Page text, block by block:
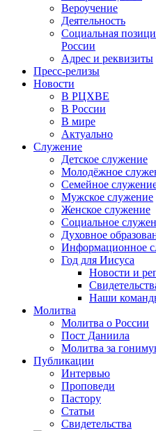
Вероучение
Деятельность
Социальная
России
Адрес и реквизиты
Пресс-релизы
Новости
В РЦХВЕ
В России
В мире
Актуально
Служение
Детское служение
Молодёжное
Семейное
Мужское служение
Женское служение
Социальное
Духовное
Информационное
Год для Иисуса
Новости и
Наши
Молитва
Молитва о России
Пост Даниила
Молитва за
Публикации
Интервью
Проповеди
Пастору
Статьи
Свидетельства